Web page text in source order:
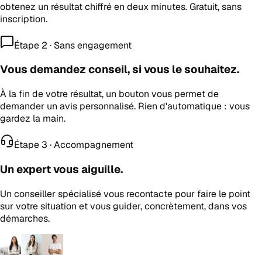
obtenez un résultat chiffré en deux minutes. Gratuit, sans
inscription.
Étape 2 · Sans engagement
Vous demandez conseil, si vous le souhaitez.
À la fin de votre résultat, un bouton vous permet de
demander un avis personnalisé. Rien d'automatique : vous
gardez la main.
Étape 3 · Accompagnement
Un expert vous aiguille.
Un conseiller spécialisé vous recontacte pour faire le point
sur votre situation et vous guider, concrètement, dans vos
démarches.